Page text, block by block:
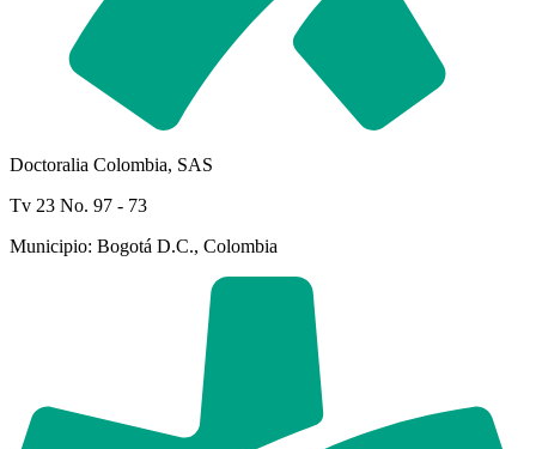
Doctoralia Colombia, SAS
Tv 23 No. 97 - 73
Municipio: Bogotá D.C., Colombia